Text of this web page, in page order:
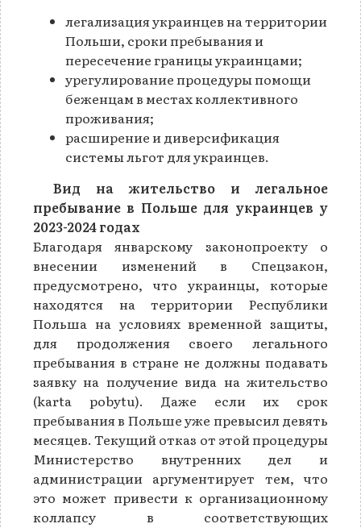
легализация украинцев на территории
Польши, сроки пребывания и
пересечение границы украинцами;
урегулирование процедуры помощи
беженцам в местах коллективного
проживания;
расширение и диверсификация
системы льгот для украинцев.
Вид на жительство и легальное
пребывание в Польше для украинцев у
2023-2024 годах
Благодаря январскому законопроекту о
внесении изменений в Спецзакон,
предусмотрено, что украинцы, которые
находятся на территории Республики
Польша на условиях временной защиты,
для продолжения своего легального
пребывания в стране не должны подавать
заявку на получение вида на жительство
(karta pobytu). Даже если их срок
пребывания в Польше уже превысил девять
месяцев. Текущий отказ от этой процедуры
Министерство внутренних дел и
администрации аргументирует тем, что
это может привести к организационному
коллапсу в соответствующих